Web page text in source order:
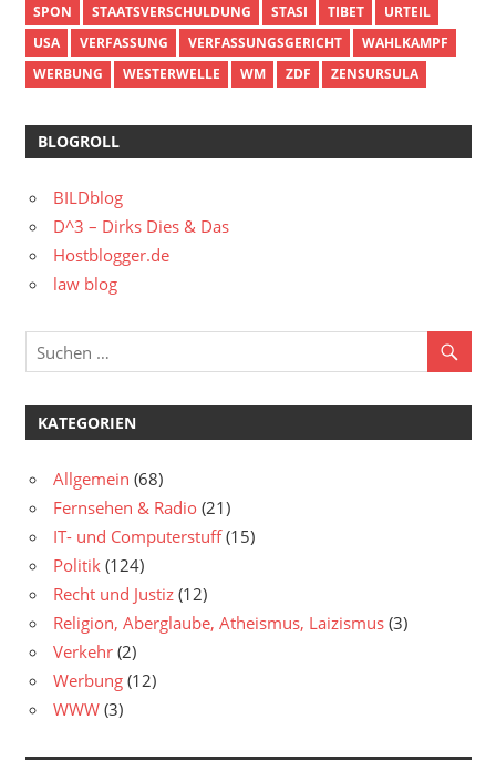
SPON
STAATSVERSCHULDUNG STASI TIBET
URTEIL
USA
VERFASSUNG VERFASSUNGSGERICHT
WAHLKAMPF
WERBUNG
WESTERWELLE WM ZDF ZENSURSULA
BLOGROLL
BILDblog
D^3 – Dirks Dies & Das
Hostblogger.de
law blog
KATEGORIEN
Allgemein (68)
Fernsehen & Radio (21)
IT- und Computerstuff(15)
Politik (124)
Recht und Justiz (12)
Religion, Aberglaube, Atheismus, Laizismus (3)
Verkehr (2)
Werbung (12)
WWW (3)